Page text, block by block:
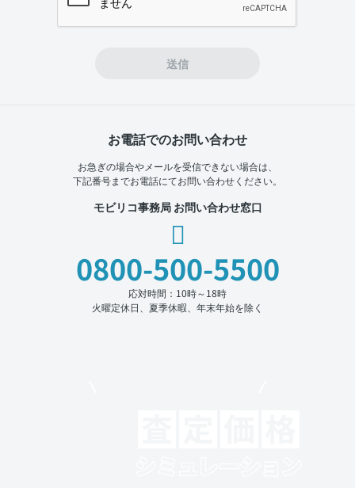
送信
お電話でのお問い合わせ
お急ぎの場合やメールを受信できない場合は、
下記番号までお電話にてお問い合わせください。
モビリコ事務局 お問い合わせ窓口
0800-500-5500
応対時間：10時～18時
火曜定休日、夏季休暇、年末年始を除く